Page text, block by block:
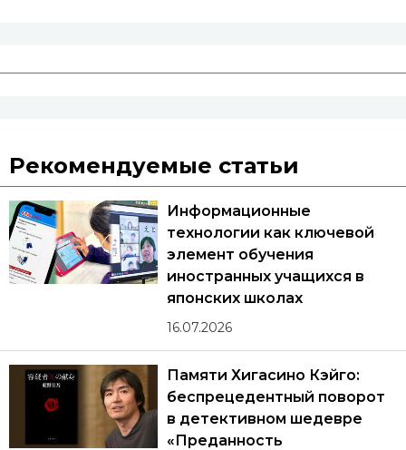
Рекомендуемые статьи
Информационные
технологии как ключевой
элемент обучения
иностранных учащихся в
японских школах
16.07.2026
Памяти Хигасино Кэйго:
беспрецедентный поворот
в детективном шедевре
«Преданность